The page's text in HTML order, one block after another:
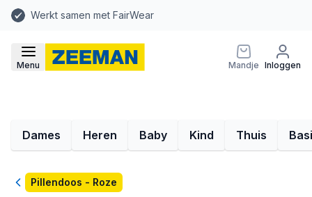
Werkt samen met FairWear
Menu Mandje Inloggen
Dames Heren Baby Kind Thuis
TerugPillendoos - Roze